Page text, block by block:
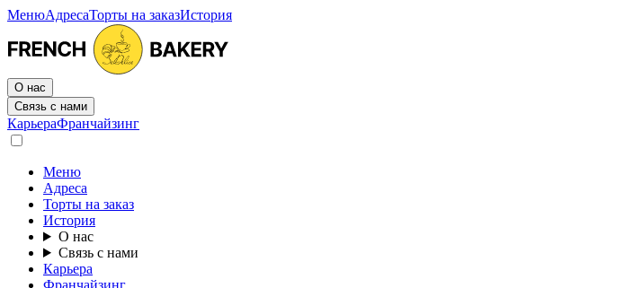
МенюАдресаТорты на заказИстория
О нас
Связь с нами
КарьераФранчайзинг
Меню
Адреса
Торты на заказ
История
О нас
Связь с нами
Карьера
Франчайзинг